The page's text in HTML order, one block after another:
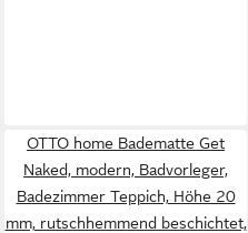
OTTO home Badematte Get
Naked, modern, Badvorleger,
Badezimmer Teppich, Höhe 20
mm, rutschhemmend beschichtet,